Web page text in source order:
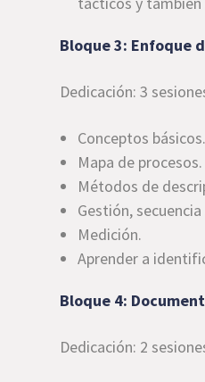
Bloque 3: Enfoque
Dedicación: 3
Conceptos básicos.
Mapa de procesos.
Métodos de
Gestión,
Medición.
Aprender a
Bloque 4:
Dedicación: 2